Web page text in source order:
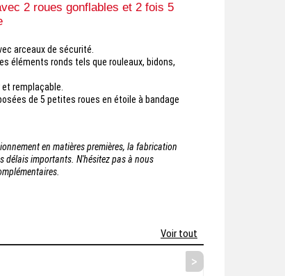
2 roues gonflables et 2 fois 5
arceaux de sécurité.
éléments ronds tels que rouleaux, bidons,
remplaçable.
de 5 petites roues en étoile à bandage
en matières premières, la fabrication
délais importants. N'hésitez pas à nous
Voir tout
>